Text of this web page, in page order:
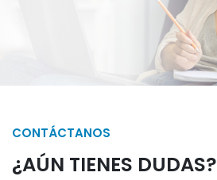
CONTÁCTANOS
¿AÚN TIENES DUDAS?